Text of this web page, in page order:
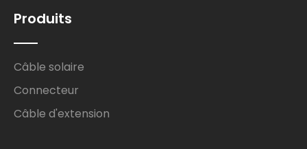
Produits
Câble solaire
Connecteur
Câble d'extension